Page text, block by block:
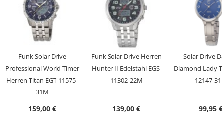
Zeitsignal
Uhrwerk
TD612L, Empfang des Signals DCF 77
(Mainflingen, DE)
+/- 1 Sekunde/1 Mio. Jahre
Anzeige
Chronograph
Besondere
Funktionen
Beleuchtung, Chronograph/ Stoppuhr,
Funk Solar Drive
Professional World Timer
Herren Titan EGT-11575-
31M
159,00 €
Funk Solar Drive Herren
Hunter II Edelstahl EGS-
11302-22M
139,00 €
Solar Drive
Diamond Lady
12147-
99,95 €